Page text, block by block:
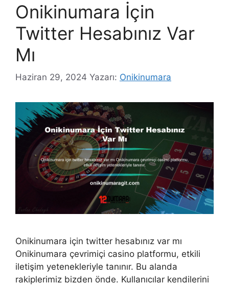
Onikinumara İçin
Twitter Hesabınız Var
Mı
Haziran 29, 2024 Yazarı: Onikinumara
Onikinumara için twitter hesabınız var mı
Onikinumara çevrimiçi casino platformu, etkili
iletişim yetenekleriyle tanınır. Bu alanda
rakiplerimiz bizden önde. Kullanıcılar kendilerini